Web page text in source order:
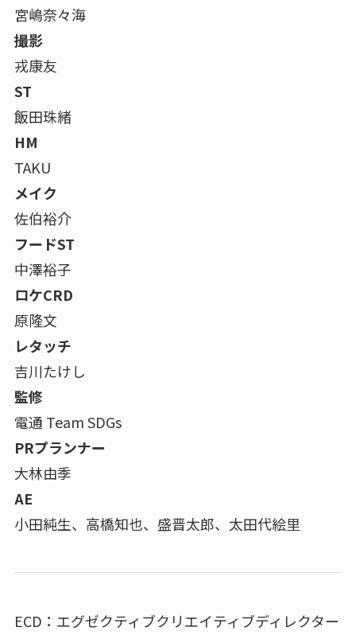
宮嶋奈々海
撮影
戎康友
ST
飯田珠緒
HM
TAKU
メイク
佐伯裕介
フードST
中澤裕子
ロケCRD
原隆文
レタッチ
吉川たけし
監修
電通 Team SDGs
PRプランナー
大林由季
AE
小田純生、高橋知也、盛晋太郎、太田代絵里
ECD：エグゼクティブクリエイティブディレクター